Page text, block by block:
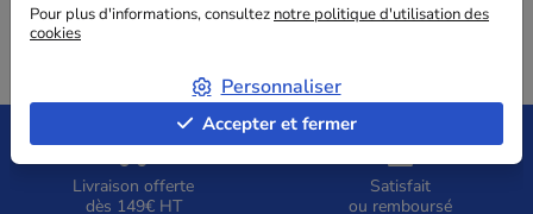
Livraison offerte
dès 149€ HT
Satisfait
ou remboursé
Pour plus d'informations, consultez notre politique d'utilisation des
cookies
Personnaliser
Accepter et fermer